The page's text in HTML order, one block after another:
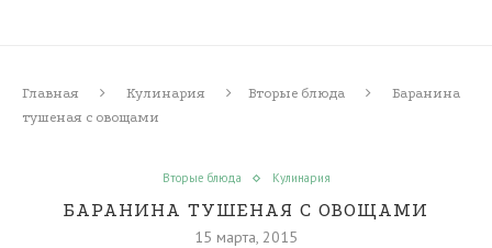
Главная Кулинария Вторые блюда
Баранина
тушеная с овощами
Вторые блюда Кулинария
БАРАНИНА ТУШЕНАЯ С ОВОЩАМИ
15 марта, 2015